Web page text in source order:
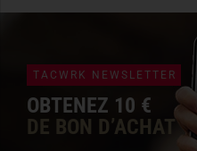
TACWRK NEWSLETTER
OBTENEZ 10 €
DE BON D’ACHAT